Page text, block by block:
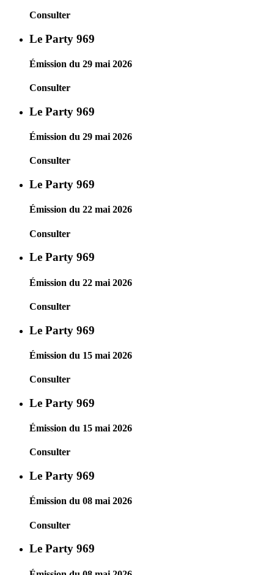
Consulter
Le Party 969
Émission du 29 mai 2026
Consulter
Le Party 969
Émission du 29 mai 2026
Consulter
Le Party 969
Émission du 22 mai 2026
Consulter
Le Party 969
Émission du 22 mai 2026
Consulter
Le Party 969
Émission du 15 mai 2026
Consulter
Le Party 969
Émission du 15 mai 2026
Consulter
Le Party 969
Émission du 08 mai 2026
Consulter
Le Party 969